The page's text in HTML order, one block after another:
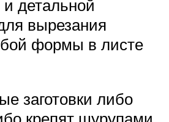
детальной
вырезания
формы в листе
заготовки либо